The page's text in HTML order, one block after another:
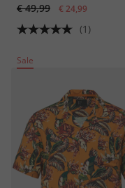
8XL
€ 49,99 € 24,99
(1)
Sale